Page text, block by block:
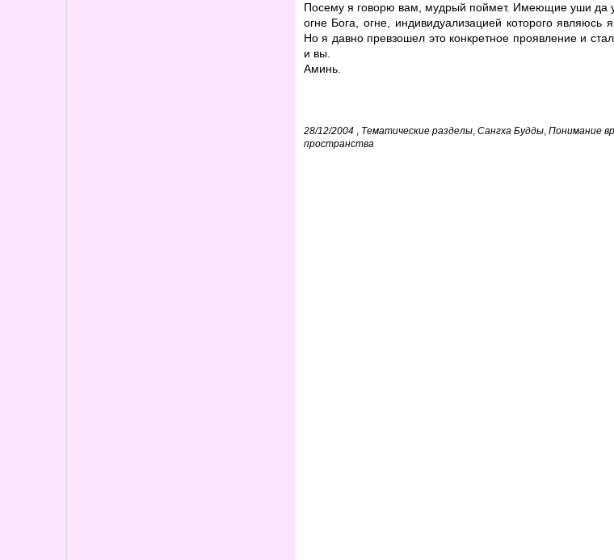
Посему я говорю вам, мудрый поймет. Имеющие уши да
огне Бога, огне, индивидуализацией которого являюсь
Но я давно превзошел это конкретное проявление и
и вы.
Аминь.
28/12/2004 , Тематические разделы, Сангха Будды, Понимание
пространства